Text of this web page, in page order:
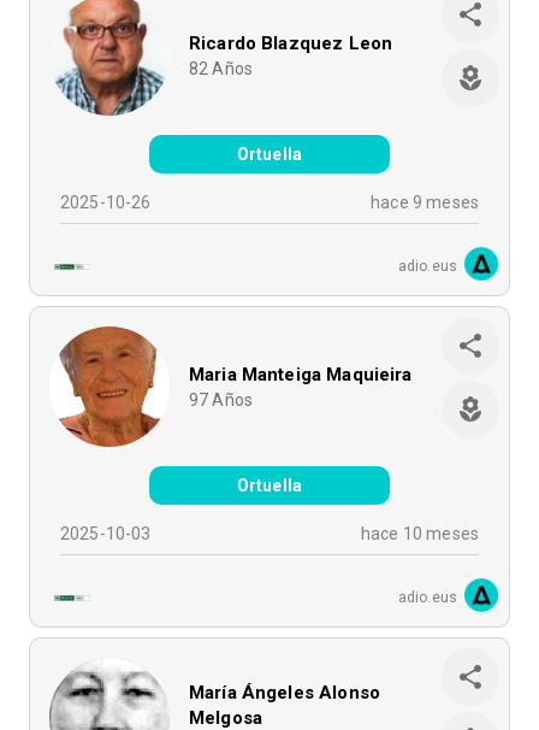
Ricardo Blazquez Leon
82 Años
Ortuella
2025-10-26 hace 9 meses
adio.eus
Maria Manteiga Maquieira
97 Años
Ortuella
2025-10-03 hace 10 meses
adio.eus
María Ángeles Alonso
Melgosa